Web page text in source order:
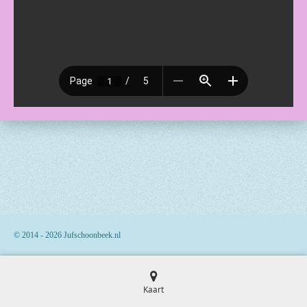
© 2014 - 2026 Jufschoonbeek.nl
Kaart